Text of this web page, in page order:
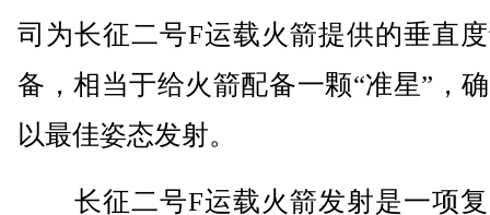
司为长征二号F运载火箭提供的垂直
备，相当于给火箭配备一颗“准星”，
以最佳姿态发射。
长征二号F运载火箭发射是一项复